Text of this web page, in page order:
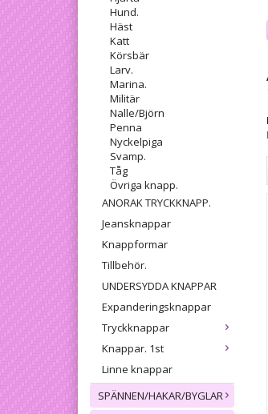
Hund.
Häst
Katt
Körsbär
Larv.
Marina.
Militär
Nalle/Björn
Penna
Nyckelpiga
Svamp.
Tåg
Övriga knapp.
ANORAK TRYCKKNAPP.
Jeansknappar
Knappformar
Tillbehör.
UNDERSYDDA KNAPPAR
Expanderingsknappar
Tryckknappar
Knappar. 1st
Linne knappar
SPÄNNEN/HAKAR/BYGLAR